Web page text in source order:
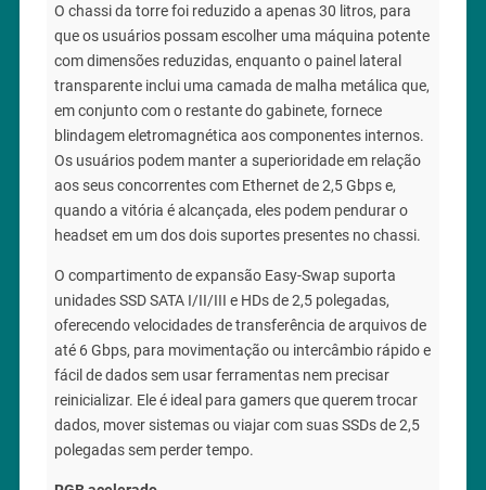
O chassi da torre foi reduzido a apenas 30 litros, para
que os usuários possam escolher uma máquina potente
com dimensões reduzidas, enquanto o painel lateral
transparente inclui uma camada de malha metálica que,
em conjunto com o restante do gabinete, fornece
blindagem eletromagnética aos componentes internos.
Os usuários podem manter a superioridade em relação
aos seus concorrentes com Ethernet de 2,5 Gbps e,
quando a vitória é alcançada, eles podem pendurar o
headset em um dos dois suportes presentes no chassi.
O compartimento de expansão Easy-Swap suporta
unidades SSD SATA I/II/III e HDs de 2,5 polegadas,
oferecendo velocidades de transferência de arquivos de
até 6 Gbps, para movimentação ou intercâmbio rápido e
fácil de dados sem usar ferramentas nem precisar
reinicializar. Ele é ideal para gamers que querem trocar
dados, mover sistemas ou viajar com suas SSDs de 2,5
polegadas sem perder tempo.